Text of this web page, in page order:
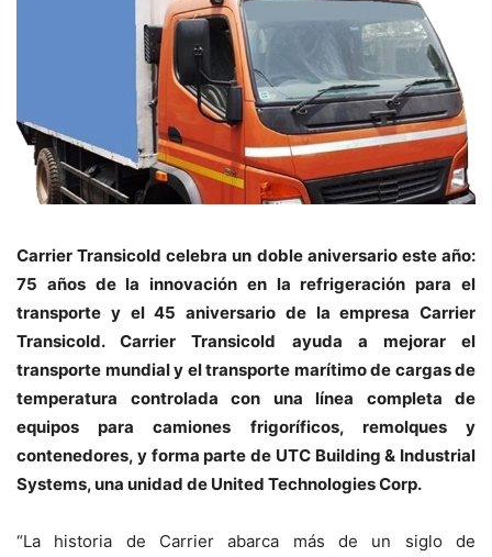
Carrier Transicold celebra un doble aniversario este año:
75 años de la innovación en la refrigeración para el
transporte y el 45 aniversario de la empresa Carrier
Transicold. Carrier Transicold ayuda a mejorar el
transporte mundial y el transporte marítimo de cargas de
temperatura controlada con una línea completa de
equipos para camiones frigoríficos, remolques y
contenedores, y forma parte de UTC Building & Industrial
Systems, una unidad de United Technologies Corp.
“La historia de Carrier abarca más de un siglo de